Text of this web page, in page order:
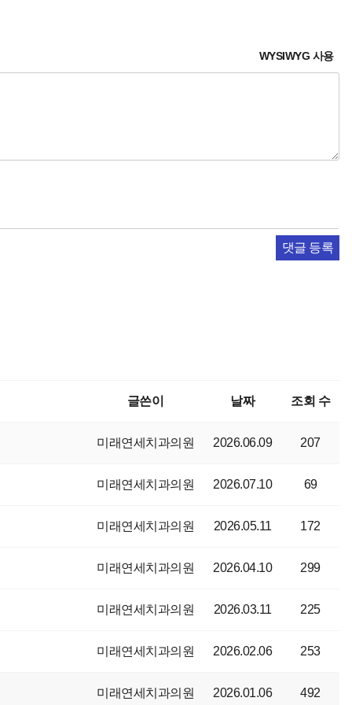
WYSIWYG 사용
댓글 등록
글쓴이 날짜 조회 수
미래연세치과의원 2026.06.09 207
미래연세치과의원 2026.07.10 69
미래연세치과의원 2026.05.11 172
미래연세치과의원 2026.04.10 299
미래연세치과의원 2026.03.11 225
미래연세치과의원 2026.02.06 253
미래연세치과의원 2026.01.06 492